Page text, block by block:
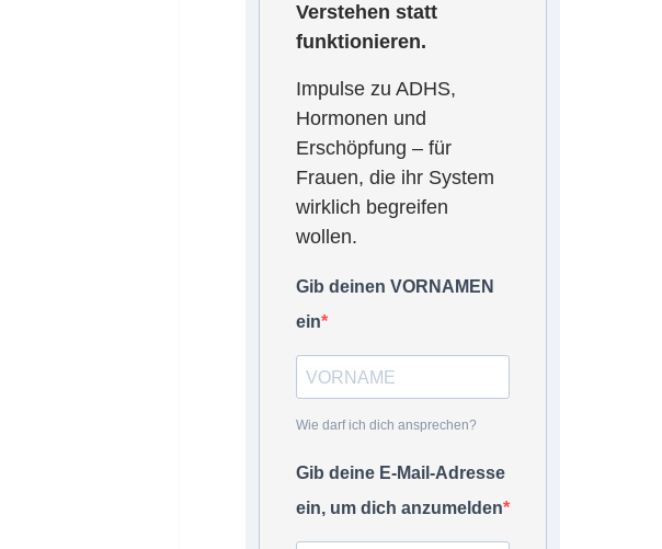
Verstehen statt
funktionieren.
Impulse zu ADHS,
Hormonen und
Erschöpfung – für
Frauen, die ihr System
wirklich begreifen
wollen.
Gib deinen VORNAMEN
ein
Wie darf ich dich ansprechen?
Gib deine E-Mail-Adresse
ein, um dich anzumelden